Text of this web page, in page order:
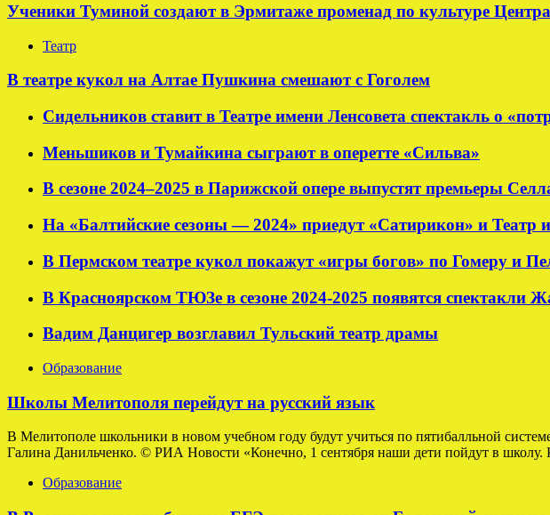
Ученики Туминой создают в Эрмитаже променад по культуре
Театр
В театре кукол на Алтае Пушкина смешают с Гоголем
Сидельников ставит в Театре имени Ленсовета спектакль о
Меньшиков и Тумайкина сыграют в оперетте «Сильва»
В сезоне 2024–2025 в Парижской опере выпустят премьеры
На «Балтийские сезоны — 2024» приедут «Сатирикон» и Театр
В Пермском театре кукол покажут «игры богов» по Гомеру и
В Красноярском ТЮЗе в сезоне 2024-2025 появятся спектакли
Вадим Данцигер возглавил Тульский театр драмы
Образование
Школы Мелитополя перейдут на русский язык
В Мелитополе школьники в новом учебном году будут учиться по пятибалльной
Галина Данильченко. © РИА Новости «Конечно, 1 сентября наши дети пойдут в
Образование